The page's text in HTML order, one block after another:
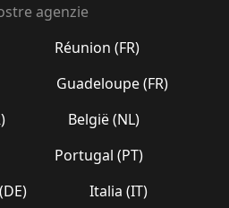
agenzie
Réunion (FR)
Guadeloupe (FR)
België (NL)
Portugal (PT)
Italia (IT)